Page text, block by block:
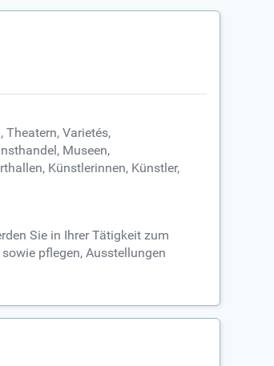
Varietés,
Museen,
Künstlerinnen, Künstler,
Sie in Ihrer Tätigkeit zum
pflegen, Ausstellungen